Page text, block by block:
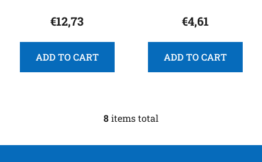
€12,73
ADD TO CART
€4,61
ADD TO CART
L
s
8items total
F